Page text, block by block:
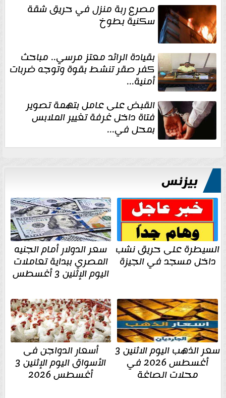
مصرع ربة منزل في حريق شقة
سكنية بطوخ
بقيادة الرائد معتز مرسي.. مباحث
كفر صقر تنشط بقوة وتوجه ضربات
أمنية...
القبض على عامل بتهمة تصوير
فتاة داخل غرفة تغيير الملابس
بمحل في...
بيزنس
السيطرة على حريق نشب
داخل مسجد في الجيزة
سعر الدولار أمام الجنيه
المصري ببداية تعاملات
اليوم الإثنين 3 أغسطس
سعر الذهب اليوم الاثنين 3
أغسطس 2026 في
محلات الصاغة
أسعار الدواجن فى
الأسواق اليوم الإثنين 3
أغسطس 2026